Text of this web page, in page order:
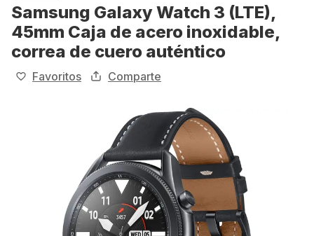
Samsung Galaxy Watch 3 (LTE),
45mm Caja de acero inoxidable,
correa de cuero auténtico
Favoritos Comparte